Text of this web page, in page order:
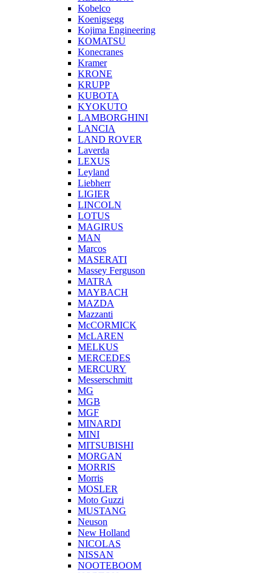
Kobelco
Koenigsegg
Kojima Engineering
KOMATSU
Konecranes
Kramer
KRONE
KRUPP
KUBOTA
KYOKUTO
LAMBORGHINI
LANCIA
LAND ROVER
Laverda
LEXUS
Leyland
Liebherr
LIGIER
LINCOLN
LOTUS
MAGIRUS
MAN
Marcos
MASERATI
Massey Ferguson
MATRA
MAYBACH
MAZDA
Mazzanti
McCORMICK
McLAREN
MELKUS
MERCEDES
MERCURY
Messerschmitt
MG
MGB
MGF
MINARDI
MINI
MITSUBISHI
MORGAN
MORRIS
Morris
MOSLER
Moto Guzzi
MUSTANG
Neuson
New Holland
NICOLAS
NISSAN
NOOTEBOOM